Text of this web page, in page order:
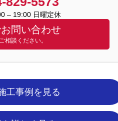
– 19:00 日曜定休
問い合わせ
相談ください。
工事例を見る